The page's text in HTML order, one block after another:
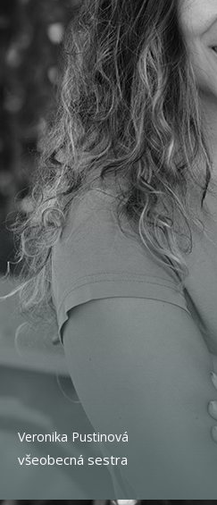
Veronika Pustinová
všeobecná sestra